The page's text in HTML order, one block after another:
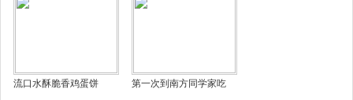
流口水酥脆香鸡蛋饼 第一次到南方同学家吃